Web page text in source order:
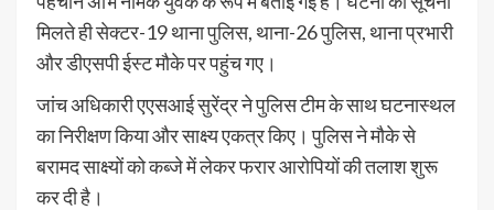
मिलते ही सेक्टर-19 थाना पुलिस, थाना-26 पुलिस, थाना प्रभारी
और डीएसपी ईस्ट मौके पर पहुंच गए।
जांच अधिकारी एएसआई सुरेंद्र ने पुलिस टीम के साथ घटनास्थल
का निरीक्षण किया और साक्ष्य एकत्र किए। पुलिस ने मौके से
बरामद साक्ष्यों को कब्जे में लेकर फरार आरोपियों की तलाश शुरू
कर दी है।